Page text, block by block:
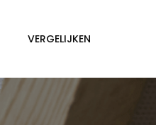
VERGELIJKEN